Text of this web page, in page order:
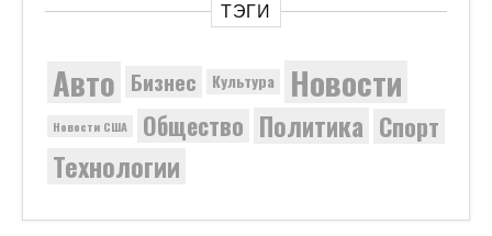
ТЭГИ
Авто Бизнес Культура Новости
Новости США Общество Политика Спорт
Технологии